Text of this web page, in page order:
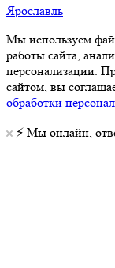
Ярославль
Мы используем
работы сайта,
персонализации.
сайтом, вы
обработки
⚡️ Мы онлайн,